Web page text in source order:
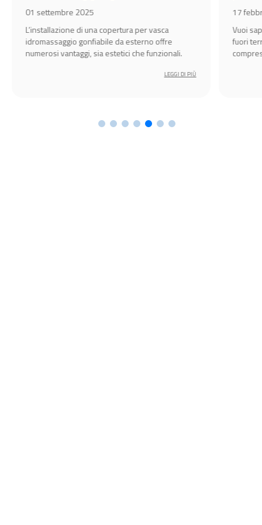
01 settembre 2025
L’installazione di una copertura per vasca
idromassaggio gonfiabile da esterno offre
numerosi vantaggi, sia estetici che funzionali.
LEGGI DI PIÙ
17
Vuoi
fuori